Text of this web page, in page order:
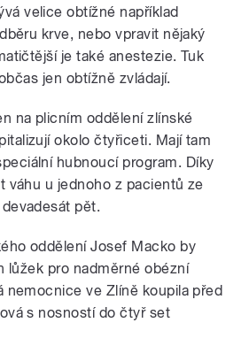
velice obtížné například
krve, nebo vpravit nějaký
je také anestezie. Tuk
jen obtížně zvládají.
na plicním oddělení zlínské
okolo čtyřiceti. Mají tam
hubnoucí program. Díky
váhu u jednoho z pacientů ze
pět.
oddělení Josef Macko by
lůžek pro nadměrné obézní
nemocnice ve Zlíně koupila před
s nosností do čtyř set